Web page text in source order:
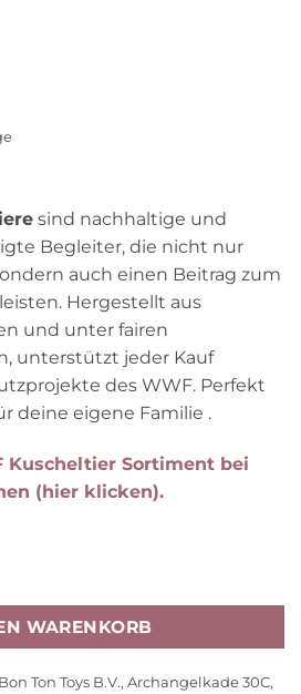
sind nachhaltige und
Begleiter, die nicht nur
auch einen Beitrag zum
Hergestellt aus
und unter fairen
unterstützt jeder Kauf
des WWF. Perfekt
deine eigene Familie .
Kuscheltier Sortiment bei
(hier klicken).
der Tiger, 29cm Menge
WARENKORB
Ton Toys B.V., Archangelkade 30C,